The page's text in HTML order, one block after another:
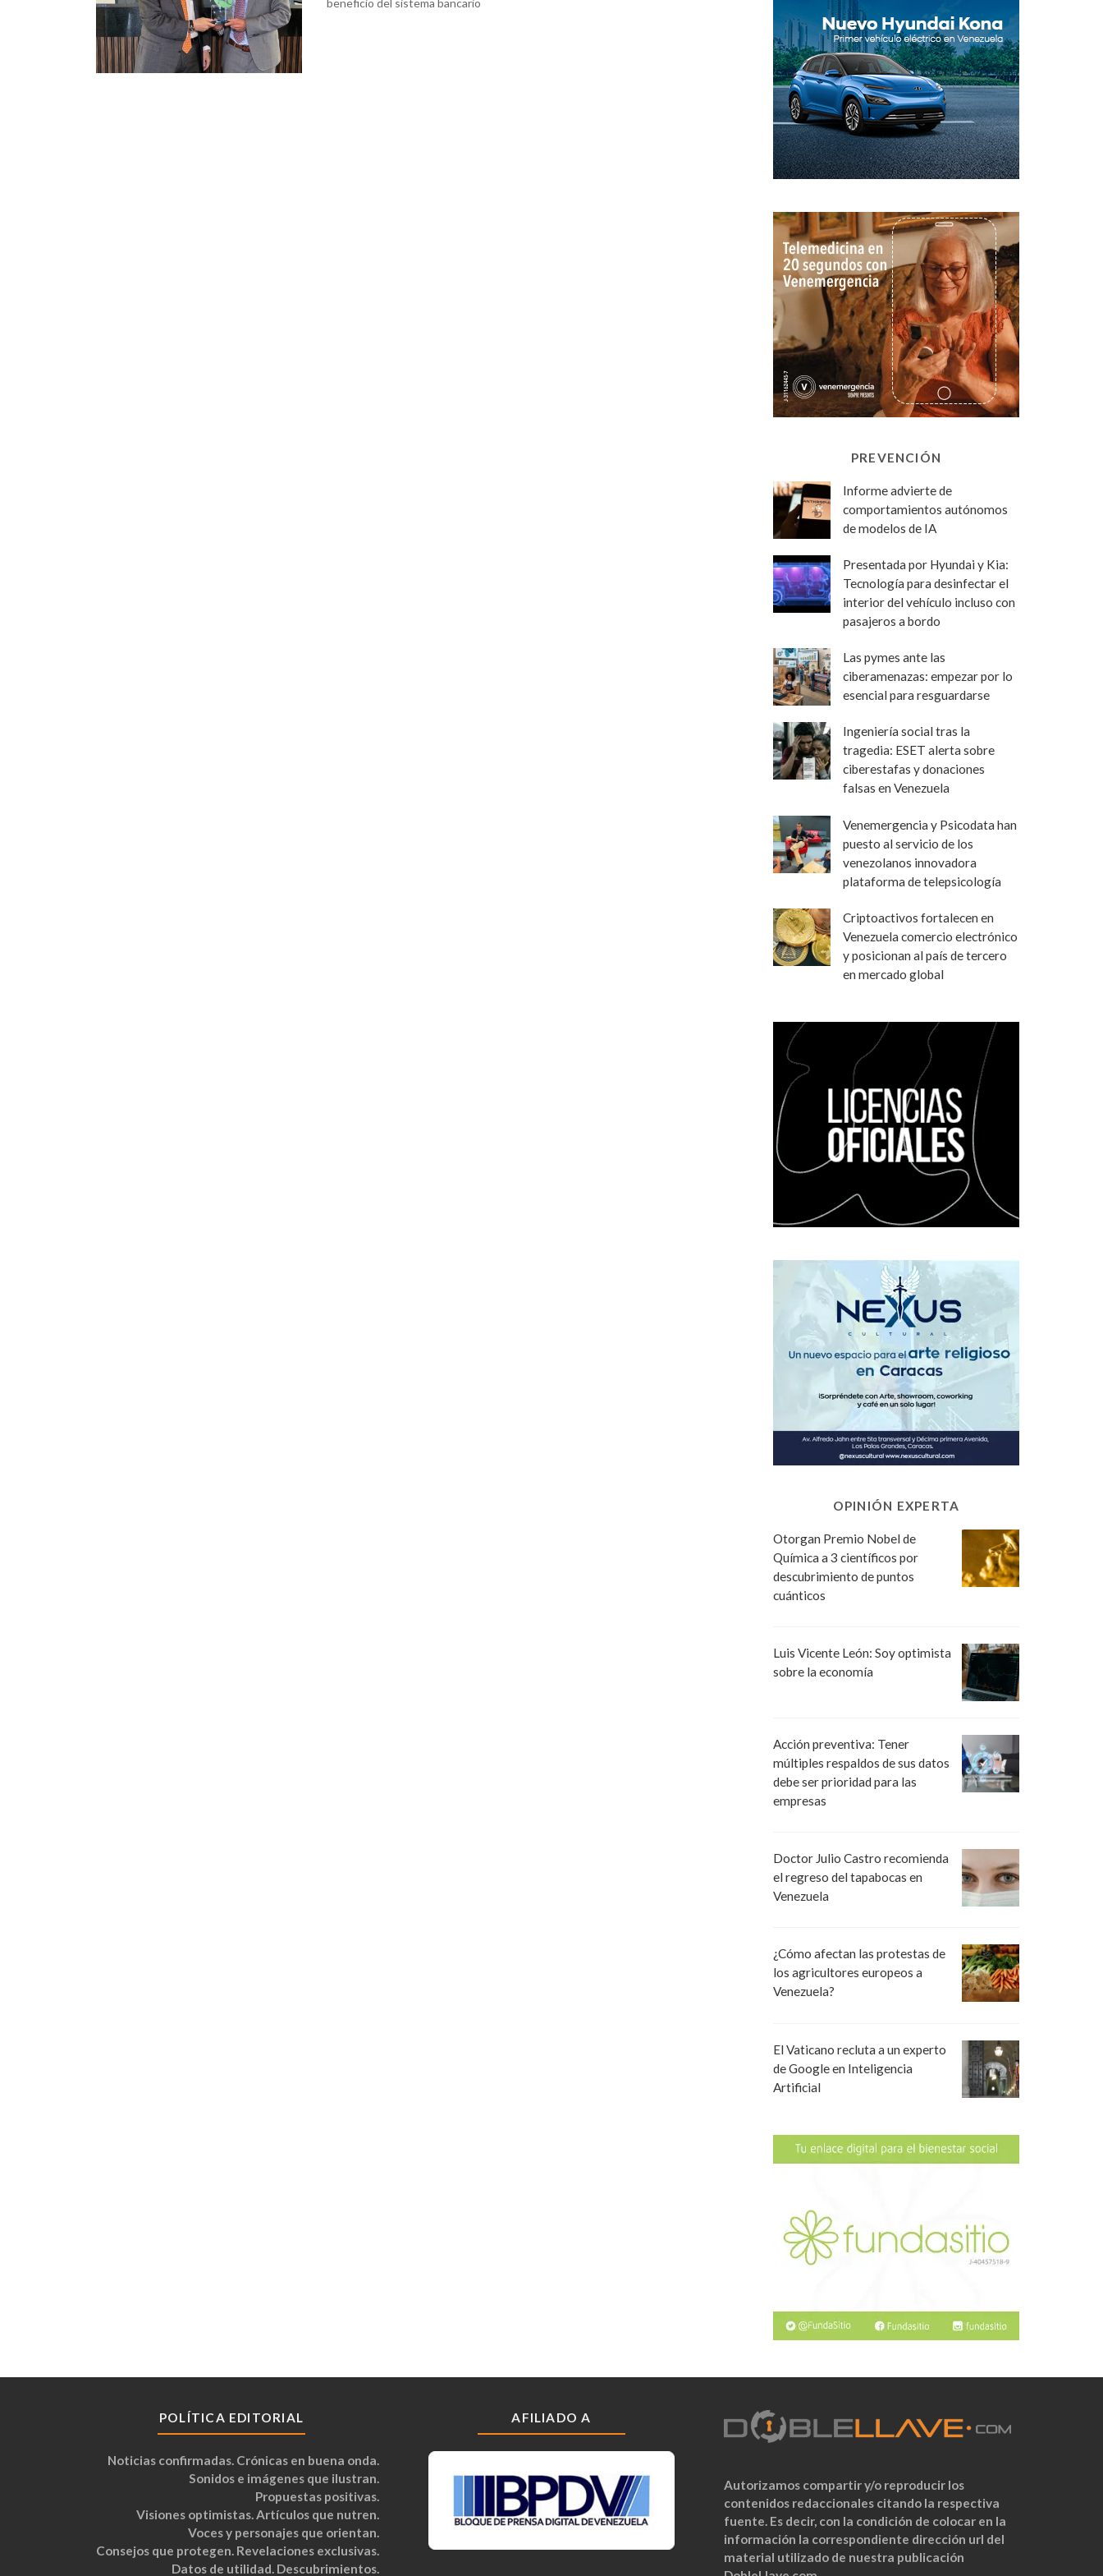
beneficio del sistema bancario
PREVENCIÓN
Informe advierte de
comportamientos autónomos
de modelos de IA
Presentada por Hyundai y Kia:
Tecnología para desinfectar el
interior del vehículo incluso con
pasajeros a bordo
Las pymes ante las
ciberamenazas: empezar por lo
esencial para resguardarse
Ingeniería social tras la
tragedia: ESET alerta sobre
ciberestafas y donaciones
falsas en Venezuela
Venemergencia y Psicodata han
puesto al servicio de los
venezolanos innovadora
plataforma de telepsicología
Criptoactivos fortalecen en
Venezuela comercio electrónico
y posicionan al país de tercero
en mercado global
OPINIÓN EXPERTA
Otorgan Premio Nobel de
Química a 3 científicos por
descubrimiento de puntos
cuánticos
Luis Vicente León: Soy optimista
sobre la economía
Acción preventiva: Tener
múltiples respaldos de sus datos
debe ser prioridad para las
empresas
Doctor Julio Castro recomienda
el regreso del tapabocas en
Venezuela
¿Cómo afectan las protestas de
los agricultores europeos a
Venezuela?
El Vaticano recluta a un experto
de Google en Inteligencia
Artificial
POLÍTICA EDITORIAL
Noticias confirmadas. Crónicas en buena onda.
Sonidos e imágenes que ilustran.
Propuestas positivas.
Visiones optimistas. Artículos que nutren.
Voces y personajes que orientan.
Consejos que protegen. Revelaciones exclusivas.
Datos de utilidad. Descubrimientos.
AFILIADO A
Autorizamos compartir y/o reproducir los
contenidos redaccionales citando la respectiva
fuente. Es decir, con la condición de colocar en la
información la correspondiente dirección url del
material utilizado de nuestra publicación